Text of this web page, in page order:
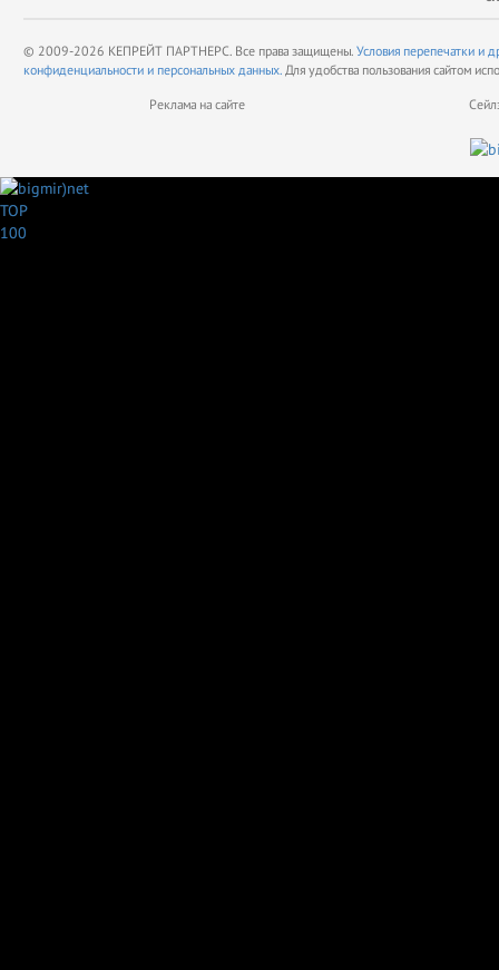
© 2009-2026 КЕПРЕЙТ ПАРТНЕРС. Все права защищены. Условия перепечатки и
конфиденциальности и персональных данных. Для удобства пользования сайтом
Реклама на сайте